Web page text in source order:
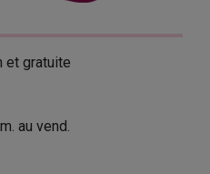
et gratuite
au vend.